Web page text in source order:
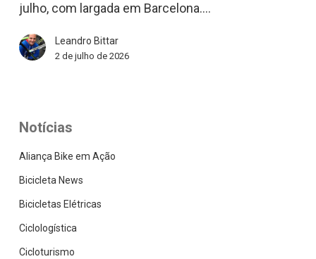
e
assistir
julho, com largada em Barcelona.…
Leandro Bittar
2 de julho de 2026
Notícias
Aliança Bike em Ação
Bicicleta News
Bicicletas Elétricas
Ciclologística
Cicloturismo